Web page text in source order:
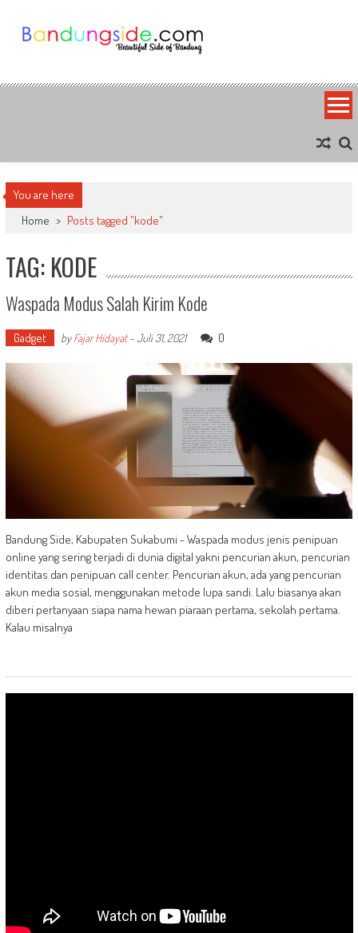
content
Bandung Side
You are here
Home > Posts tagged "kode"
TAG: KODE
Waspada Modus Salah Kirim Kode
Gadget byFajar Hidayat-Juli 31, 2021 0
Bandung Side, Kabupaten Sukabumi - Waspada modus jenis penipuan
online yang sering terjadi di dunia digital yakni pencurian akun, pencurian
identitas dan penipuan call center. Pencurian akun, ada yang pencurian
akun media sosial, menggunakan metode lupa sandi. Lalu biasanya akan
diberi pertanyaan siapa nama hewan piaraan pertama, sekolah pertama.
Kalau misalnya